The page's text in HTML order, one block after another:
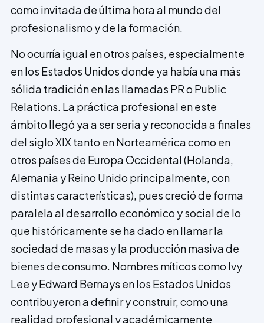
como invitada de última hora al mundo del
profesionalismo y de la formación.
No ocurría igual en otros países, especialmente
en los Estados Unidos donde ya había una más
sólida tradición en las llamadas PR o Public
Relations. La práctica profesional en este
ámbito llegó ya a ser seria y reconocida a finales
del siglo XIX tanto en Norteamérica como en
otros países de Europa Occidental (Holanda,
Alemania y Reino Unido principalmente, con
distintas características), pues creció de forma
paralela al desarrollo económico y social de lo
que históricamente se ha dado en llamar la
sociedad de masas y la pro­ducción masiva de
bienes de consumo. Nombres míticos como Ivy
Lee y Edward Bernays en los Estados Unidos
contribuyeron a definir y construir, como una
realidad profesional y académicamente